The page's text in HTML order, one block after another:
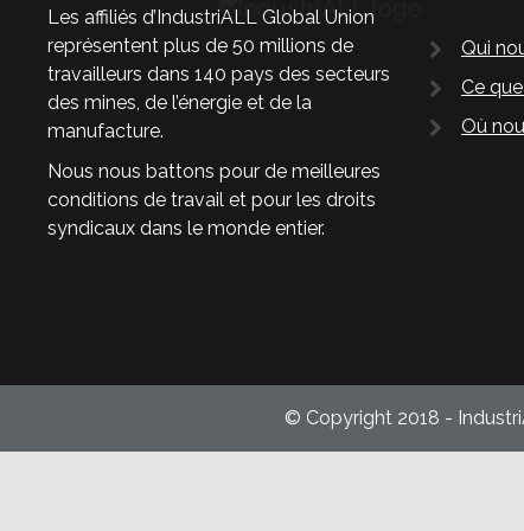
Les affiliés d’IndustriALL Global Union
représentent plus de 50 millions de
travailleurs dans 140 pays des secteurs
des mines, de l’énergie et de la
manufacture.
Nous nous battons pour de meilleures
conditions de travail et pour les droits
syndicaux dans le monde entier.
Qui
Ce
Où
© Copyright 2018 -